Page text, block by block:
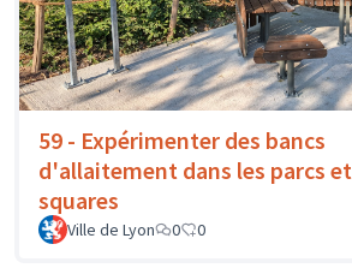
59 - Expérimenter des bancs
d'allaitement dans les parcs et
squares
Ville de Lyon 0 0